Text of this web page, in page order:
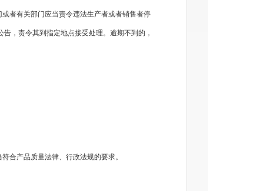
者有关部门应当责令违法生产者或者销售者停
，责令其到指定地点接受处理。逾期不到的，
合产品质量法律、行政法规的要求。